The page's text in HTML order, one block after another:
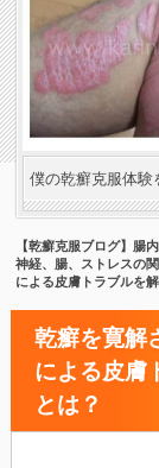
僕の乾癬克服体験
【乾癬克服ブログ】腸
神経、腸、ストレスの
による皮膚トラブルを
乾癬を寛解
による皮膚
とは？